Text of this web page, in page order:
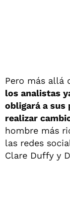
Pero más allá
los analistas
obligará a sus
realizar
hombre más
las redes
Clare Duffy y